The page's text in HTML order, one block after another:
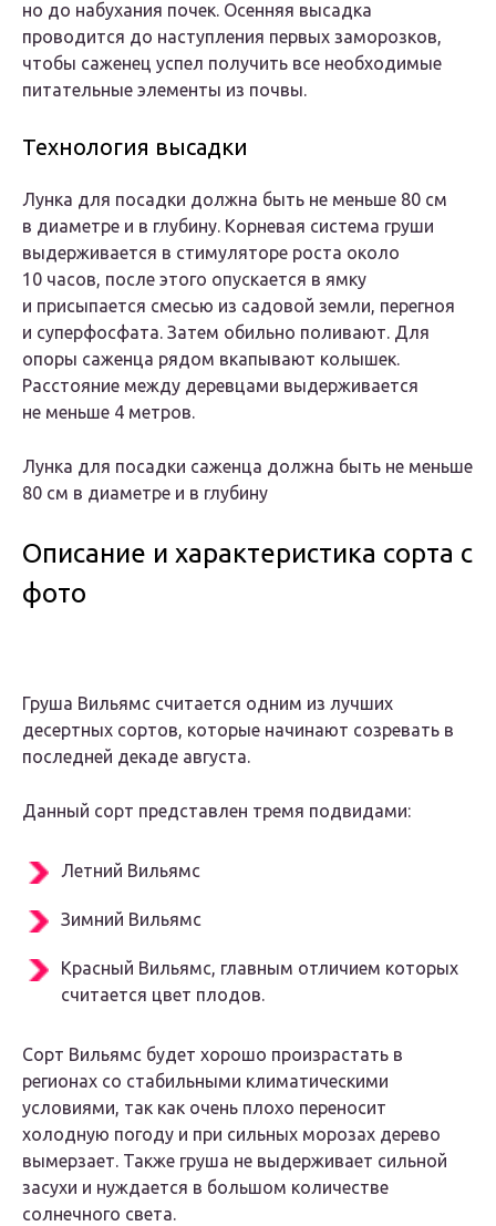
но до набухания почек. Осенняя высадка
проводится до наступления первых заморозков,
чтобы саженец успел получить все необходимые
питательные элементы из почвы.
Технология высадки
Лунка для посадки должна быть не меньше 80 см
в диаметре и в глубину. Корневая система груши
выдерживается в стимуляторе роста около
10 часов, после этого опускается в ямку
и присыпается смесью из садовой земли, перегноя
и суперфосфата. Затем обильно поливают. Для
опоры саженца рядом вкапывают колышек.
Расстояние между деревцами выдерживается
не меньше 4 метров.
Лунка для посадки саженца должна быть не меньше
80 см в диаметре и в глубину
Описание и характеристика сорта с
фото
Груша Вильямс считается одним из лучших
десертных сортов, которые начинают созревать в
последней декаде августа.
Данный сорт представлен тремя подвидами:
Летний Вильямс
Зимний Вильямс
Красный Вильямс, главным отличием которых
считается цвет плодов.
Сорт Вильямс будет хорошо произрастать в
регионах со стабильными климатическими
условиями, так как очень плохо переносит
холодную погоду и при сильных морозах дерево
вымерзает. Также груша не выдерживает сильной
засухи и нуждается в большом количестве
солнечного света.